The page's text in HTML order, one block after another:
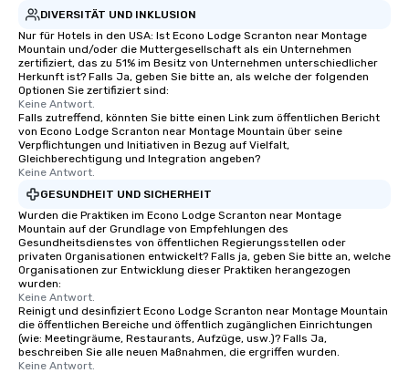
DIVERSITÄT UND INKLUSION
Nur für Hotels in den USA: Ist Econo Lodge Scranton near Montage
Mountain und/oder die Muttergesellschaft als ein Unternehmen
zertifiziert, das zu 51% im Besitz von Unternehmen unterschiedlicher
Herkunft ist? Falls Ja, geben Sie bitte an, als welche der folgenden
Optionen Sie zertifiziert sind:
Keine Antwort.
Falls zutreffend, könnten Sie bitte einen Link zum öffentlichen Bericht
von Econo Lodge Scranton near Montage Mountain über seine
Verpflichtungen und Initiativen in Bezug auf Vielfalt,
Gleichberechtigung und Integration angeben?
Keine Antwort.
GESUNDHEIT UND SICHERHEIT
Wurden die Praktiken im Econo Lodge Scranton near Montage
Mountain auf der Grundlage von Empfehlungen des
Gesundheitsdienstes von öffentlichen Regierungsstellen oder
privaten Organisationen entwickelt? Falls ja, geben Sie bitte an, welche
Organisationen zur Entwicklung dieser Praktiken herangezogen
wurden:
Keine Antwort.
Reinigt und desinfiziert Econo Lodge Scranton near Montage Mountain
die öffentlichen Bereiche und öffentlich zugänglichen Einrichtungen
(wie: Meetingräume, Restaurants, Aufzüge, usw.)? Falls Ja,
beschreiben Sie alle neuen Maßnahmen, die ergriffen wurden.
Keine Antwort.